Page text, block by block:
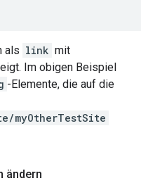
als link mit
Im obigen Beispiel
-Elemente, die auf die
myOtherTestSite
ändern